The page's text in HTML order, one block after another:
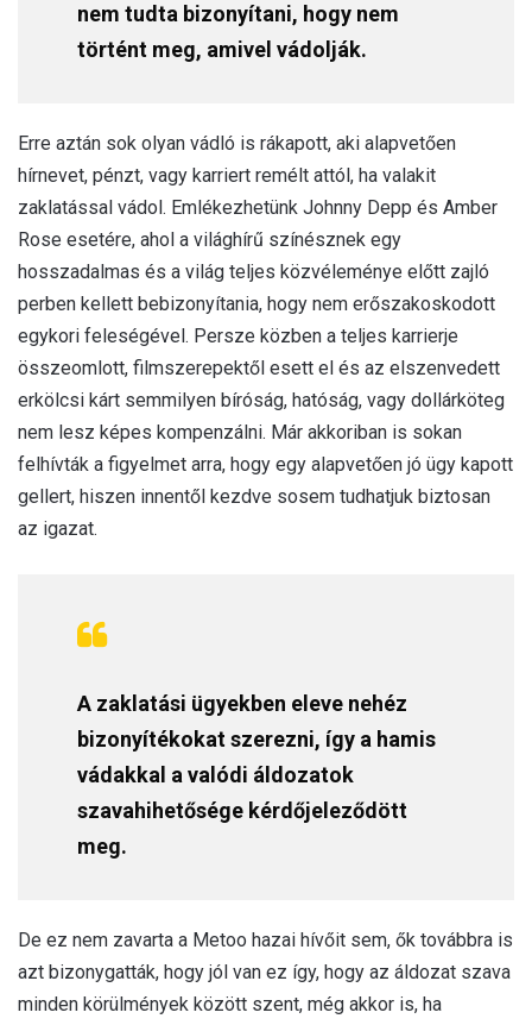
nem tudta bizonyítani, hogy nem
történt meg, amivel vádolják.
Erre aztán sok olyan vádló is rákapott, aki alapvetően
hírnevet, pénzt, vagy karriert remélt attól, ha valakit
zaklatással vádol. Emlékezhetünk Johnny Depp és Amber
Rose esetére, ahol a világhírű színésznek egy
hosszadalmas és a világ teljes közvéleménye előtt zajló
perben kellett bebizonyítania, hogy nem erőszakoskodott
egykori feleségével. Persze közben a teljes karrierje
összeomlott, filmszerepektől esett el és az elszenvedett
erkölcsi kárt semmilyen bíróság, hatóság, vagy dollárköteg
nem lesz képes kompenzálni. Már akkoriban is sokan
felhívták a figyelmet arra, hogy egy alapvetően jó ügy kapott
gellert, hiszen innentől kezdve sosem tudhatjuk biztosan
az igazat.
A zaklatási ügyekben eleve nehéz
bizonyítékokat szerezni, így a hamis
vádakkal a valódi áldozatok
szavahihetősége kérdőjeleződött
meg.
De ez nem zavarta a Metoo hazai hívőit sem, ők továbbra is
azt bizonygatták, hogy jól van ez így, hogy az áldozat szava
minden körülmények között szent, még akkor is, ha